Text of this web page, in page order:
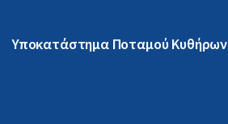
Υποκατάστημα Ποταμού Κυθήρων